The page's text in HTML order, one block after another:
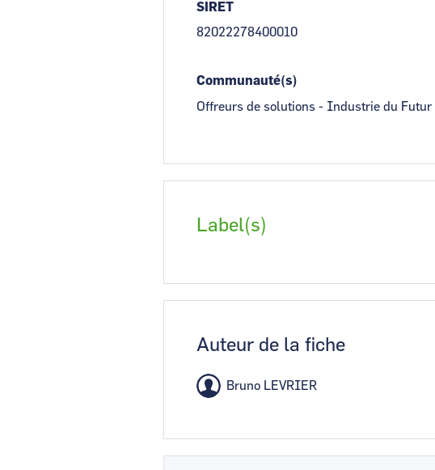
SIRET
82022278400010
Communauté(s)
Offreurs de solutions - Industrie du Futur
Label(s)
Auteur de la fiche
Bruno LEVRIER